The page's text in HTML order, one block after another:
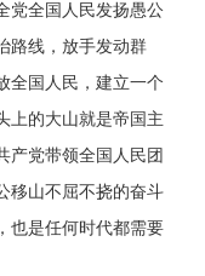
党全国人民发扬愚公
路线，放手发动群
全国人民，建立一个
上的大山就是帝国主
产党带领全国人民团
移山不屈不挠的奋斗
也是任何时代都需要